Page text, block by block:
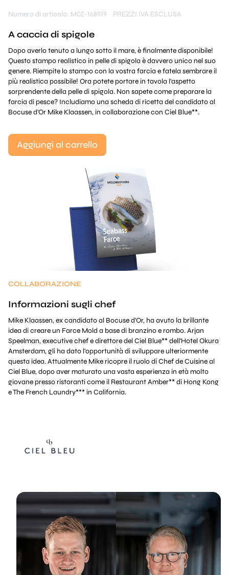
Numero di articolo: M02-168919 PREZZI IVA ESCLUSA
A caccia di spigole
Dopo averlo tenuto a lungo sotto il mare, è finalmente disponibile!
Questo stampo realistico in pelle di spigola è davvero unico nel suo
genere. Riempite lo stampo con la vostra farcia e fatela sembrare il
più realistica possibile! Ora potete portare in tavola l'aspetto
sorprendente della pelle di spigola. Non sapete come preparare la
farcia di pesce? Includiamo una scheda di ricetta del candidato al
Bocuse d'Or Mike Klaassen, in collaborazione con Ciel Blue**.
Aggiungi al carrello
COLLABORAZIONE
Informazioni sugli chef
Mike Klaassen, ex candidato al Bocuse d'Or, ha avuto la brillante
idea di creare un Farce Mold a base di branzino e rombo. Arjan
Speelman, executive chef e direttore del Ciel Blue** dell'Hotel Okura
Amsterdam, gli ha dato l'opportunità di sviluppare ulteriormente
questa idea. Attualmente Mike ricopre il ruolo di Chef de Cuisine al
Ciel Blue, dopo aver maturato una vasta esperienza in età molto
giovane presso ristoranti come il Restaurant Amber** di Hong Kong
e The French Laundry*** in California.